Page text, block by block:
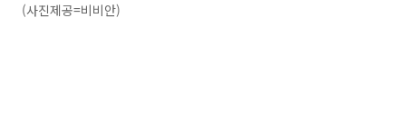
(사진제공=비비안)